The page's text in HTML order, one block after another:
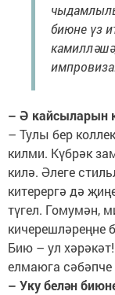
биюне үз
– Ә кайсыларын
– Тулы бер
килми. Күбрәк
килә. Әлеге
китерергә дә
түгел. Гомумән,
кичерешләреңне
Бию – ул
елмаюга
– Уку белән